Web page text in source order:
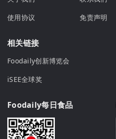
使用协议
免责声明
相关链接
Foodaily创新博览会
iSEE全球奖
Foodaily每日食品